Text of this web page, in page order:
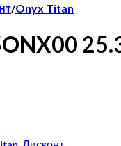
/Onyx Titan